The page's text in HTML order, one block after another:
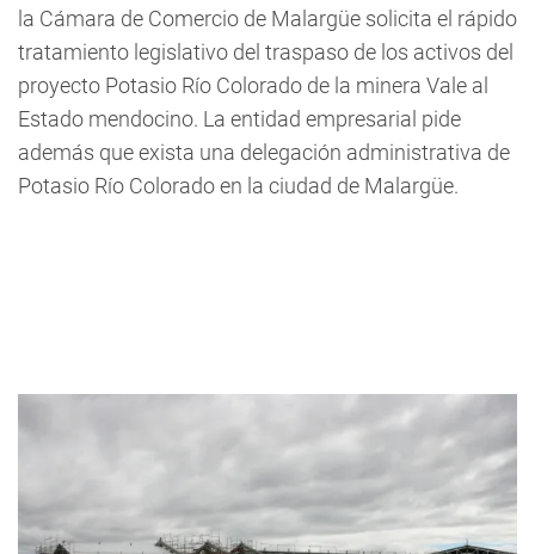
la Cámara de Comercio de Malargüe solicita el rápido
tratamiento legislativo del traspaso de los activos del
proyecto Potasio Río Colorado de la minera Vale al
Estado mendocino. La entidad empresarial pide
además que exista una delegación administrativa de
Potasio Río Colorado en la ciudad de Malargüe.